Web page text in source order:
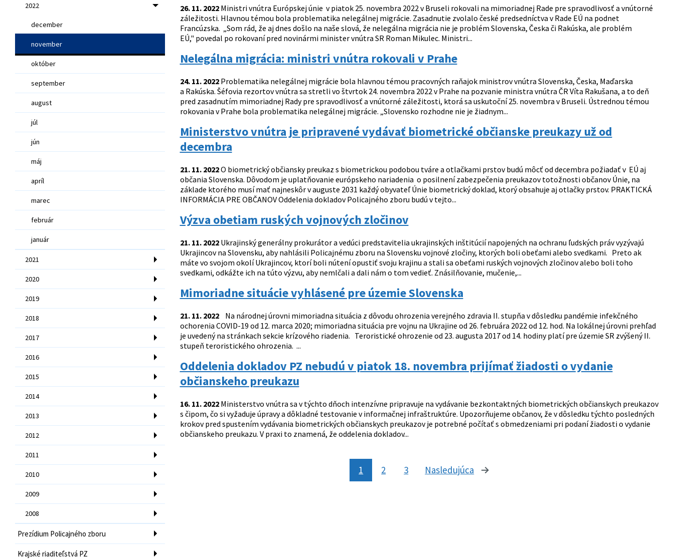
2022
december
november
október
september
august
júl
jún
máj
apríl
marec
február
január
2021
2020
2019
2018
2017
2016
2015
2014
2013
2012
2011
2010
2009
2008
Prezídium Policajného zboru
Krajské riaditeľstvá PZ
26. 11. 2022Ministri vnútra Európskej únie v piatok 25. novembra 2022 v Bruseli rokovali na mimoriadnej Rade pre spravodlivosť a vnútorné
záležitosti. Hlavnou témou bola problematika nelegálnej migrácie. Zasadnutie zvolalo české predsedníctva v Rade EÚ na podnet
Francúzska. „Som rád, že aj dnes došlo na naše slová, že nelegálna migrácia nie je problém Slovenska, Česka či Rakúska, ale problém
EÚ," povedal po rokovaní pred novinármi minister vnútra SR Roman Mikulec. Ministri...
Nelegálna migrácia: ministri vnútra rokovali v Prahe
24. 11. 2022Problematika nelegálnej migrácie bola hlavnou témou pracovných raňajok ministrov vnútra Slovenska, Česka, Maďarska
a Rakúska. Šéfovia rezortov vnútra sa stretli vo štvrtok 24. novembra 2022 v Prahe na pozvanie ministra vnútra ČR Víta Rakušana, a to deň
pred zasadnutím mimoriadnej Rady pre spravodlivosť a vnútorné záležitosti, ktorá sa uskutoční 25. novembra v Bruseli. Ústrednou témou
rokovania v Prahe bola problematika nelegálnej migrácie. „Slovensko rozhodne nie je žiadnym...
Ministerstvo vnútra je pripravené vydávať biometrické občianske preukazy už od
decembra
21. 11. 2022O biometrický občiansky preukaz s biometrickou podobou tváre a otlačkami prstov budú môcť od decembra požiadať v EÚ aj
občania Slovenska. Dôvodom je uplatňovanie európskeho nariadenia o posilnení zabezpečenia preukazov totožnosti občanov Únie, na
základe ktorého musí mať najneskôr v auguste 2031 každý obyvateľ Únie biometrický doklad, ktorý obsahuje aj otlačky prstov. PRAKTICKÁ
INFORMÁCIA PRE OBČANOV Oddelenia dokladov Policajného zboru budú v tejto...
Výzva obetiam ruských vojnových zločinov
21. 11. 2022Ukrajinský generálny prokurátor a vedúci predstavitelia ukrajinských inštitúcií napojených na ochranu ľudských práv vyzývajú
Ukrajincov na Slovensku, aby nahlásili Policajnému zboru na Slovensku vojnové zločiny, ktorých boli obeťami alebo svedkami. Preto ak
máte vo svojom okolí Ukrajincov, ktorí boli nútení opustiť svoju krajinu a stali sa obeťami ruských vojnových zločinov alebo boli toho
svedkami, odkážte ich na túto výzvu, aby nemlčali a dali nám o tom vedieť. Znásilňovanie, mučenie,...
Mimoriadne situácie vyhlásené pre územie Slovenska
21. 11. 2022Na národnej úrovni mimoriadna situácia z dôvodu ohrozenia verejného zdravia II. stupňa v dôsledku pandémie infekčného
ochorenia COVID-19 od 12. marca 2020; mimoriadna situácia pre vojnu na Ukrajine od 26. februára 2022 od 12. hod. Na lokálnej úrovni prehľad
je uvedený na stránkach sekcie krízového riadenia. Teroristické ohrozenie od 23. augusta 2017 od 14. hodiny platí pre územie SR zvýšený II.
stupeň teroristického ohrozenia. ...
Oddelenia dokladov PZ nebudú v piatok 18. novembra prijímať žiadosti o vydanie
občianskeho preukazu
16. 11. 2022Ministerstvo vnútra sa v týchto dňoch intenzívne pripravuje na vydávanie bezkontaktných biometrických občianskych preukazov
s čipom, čo si vyžaduje úpravy a dôkladné testovanie v informačnej infraštruktúre. Upozorňujeme občanov, že v dôsledku týchto posledných
krokov pred spustením vydávania biometrických občianskych preukazov je potrebné počítať s obmedzeniami pri podaní žiadosti o vydanie
občianskeho preukazu. V praxi to znamená, že oddelenia dokladov...
1 2 3 Nasledujúca stránka